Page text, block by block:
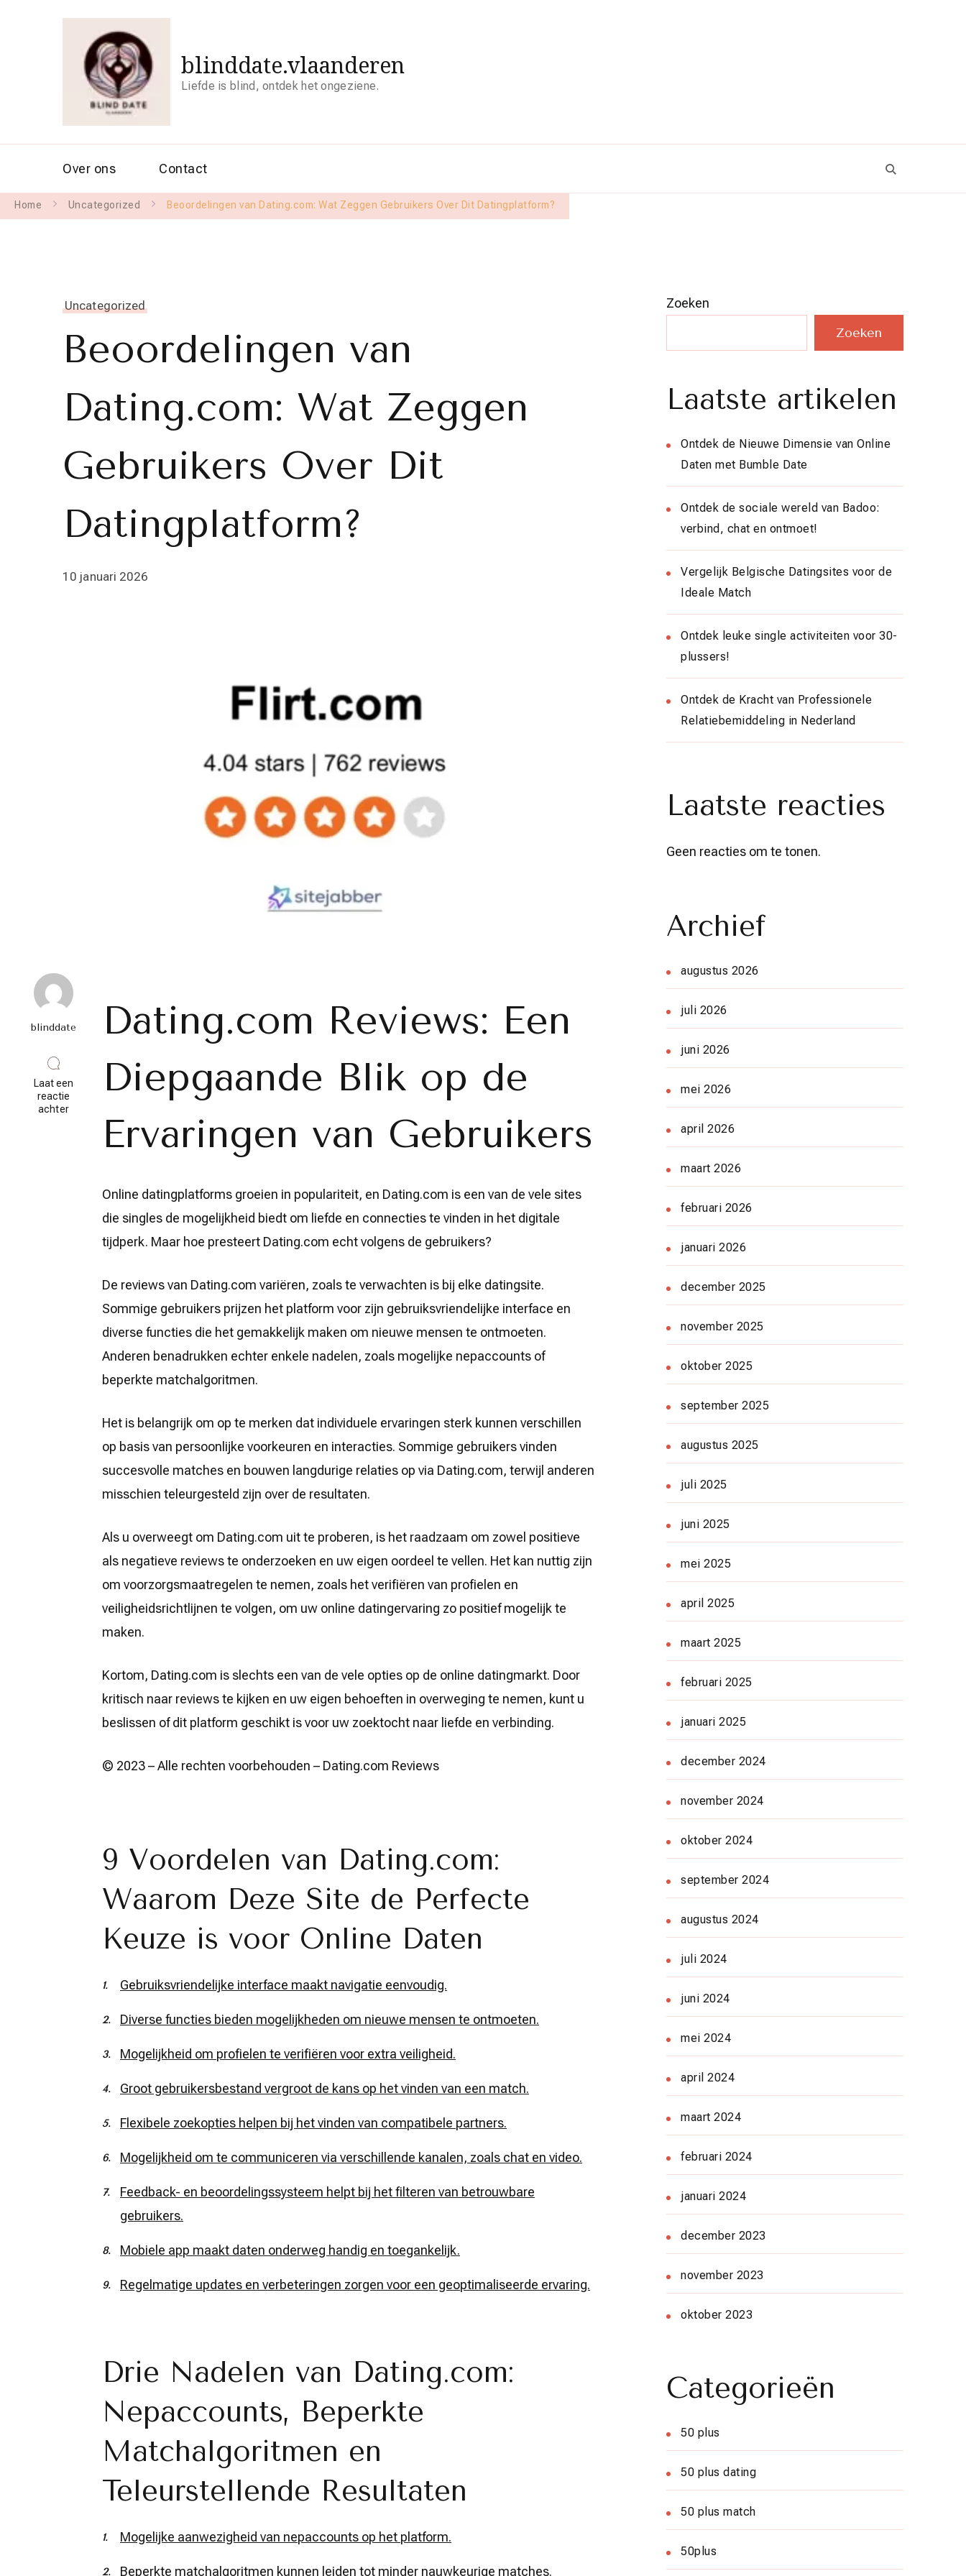
blinddate.vlaanderen
Liefde is blind, ontdek het ongeziene.
Over ons Contact
Home Uncategorized Beoordelingen van Dating.com: Wat Zeggen Gebruikers Over Dit Datingplatform?
Uncategorized
Beoordelingen van
Dating.com: Wat Zeggen
Gebruikers Over Dit
Datingplatform?
10 januari 2026
blinddate
Laat een
reactie
achterop
Beoordelingen
Dating.com:
Datingplatform?
Dating.com Reviews: Een
Diepgaande Blik op de
Ervaringen van Gebruikers
Online datingplatforms groeien in populariteit, en Dating.com is een van de vele sites
die singles de mogelijkheid biedt om liefde en connecties te vinden in het digitale
tijdperk. Maar hoe presteert Dating.com echt volgens de gebruikers?
De reviews van Dating.com variëren, zoals te verwachten is bij elke datingsite.
Sommige gebruikers prijzen het platform voor zijn gebruiksvriendelijke interface en
diverse functies die het gemakkelijk maken om nieuwe mensen te ontmoeten.
Anderen benadrukken echter enkele nadelen, zoals mogelijke nepaccounts of
beperkte matchalgoritmen.
Het is belangrijk om op te merken dat individuele ervaringen sterk kunnen verschillen
op basis van persoonlijke voorkeuren en interacties. Sommige gebruikers vinden
succesvolle matches en bouwen langdurige relaties op via Dating.com, terwijl anderen
misschien teleurgesteld zijn over de resultaten.
Als u overweegt om Dating.com uit te proberen, is het raadzaam om zowel positieve
als negatieve reviews te onderzoeken en uw eigen oordeel te vellen. Het kan nuttig zijn
om voorzorgsmaatregelen te nemen, zoals het verifiëren van profielen en
veiligheidsrichtlijnen te volgen, om uw online datingervaring zo positief mogelijk te
maken.
Kortom, Dating.com is slechts een van de vele opties op de online datingmarkt. Door
kritisch naar reviews te kijken en uw eigen behoeften in overweging te nemen, kunt u
beslissen of dit platform geschikt is voor uw zoektocht naar liefde en verbinding.
© 2023 – Alle rechten voorbehouden – Dating.com Reviews
9 Voordelen van Dating.com:
Waarom Deze Site de Perfecte
Keuze is voor Online Daten
Gebruiksvriendelijke interface maakt navigatie eenvoudig.
Diverse functies bieden mogelijkheden om nieuwe mensen te ontmoeten.
Mogelijkheid om profielen te verifiëren voor extra veiligheid.
Groot gebruikersbestand vergroot de kans op het vinden van een match.
Flexibele zoekopties helpen bij het vinden van compatibele partners.
Mogelijkheid om te communiceren via verschillende kanalen, zoals chat en video.
Feedback- en beoordelingssysteem helpt bij het filteren van betrouwbare
gebruikers.
Mobiele app maakt daten onderweg handig en toegankelijk.
Regelmatige updates en verbeteringen zorgen voor een geoptimaliseerde ervaring.
Drie Nadelen van Dating.com:
Nepaccounts, Beperkte
Matchalgoritmen en
Teleurstellende Resultaten
Mogelijke aanwezigheid van nepaccounts op het platform.
Beperkte matchalgoritmen kunnen leiden tot minder nauwkeurige matches.
Zoeken
Zoeken
Laatste artikelen
Ontdek de Nieuwe Dimensie van Online
Daten met Bumble Date
Ontdek de sociale wereld van Badoo:
verbind, chat en ontmoet!
Vergelijk Belgische Datingsites voor de
Ideale Match
Ontdek leuke single activiteiten voor 30-
plussers!
Ontdek de Kracht van Professionele
Relatiebemiddeling in Nederland
Laatste reacties
Geen reacties om te tonen.
Archief
augustus 2026
juli 2026
juni 2026
mei 2026
april 2026
maart 2026
februari 2026
januari 2026
december 2025
november 2025
oktober 2025
september 2025
augustus 2025
juli 2025
juni 2025
mei 2025
april 2025
maart 2025
februari 2025
januari 2025
december 2024
november 2024
oktober 2024
september 2024
augustus 2024
juli 2024
juni 2024
mei 2024
april 2024
maart 2024
februari 2024
januari 2024
december 2023
november 2023
oktober 2023
Categorieën
50 plus
50 plus dating
50 plus match
50plus